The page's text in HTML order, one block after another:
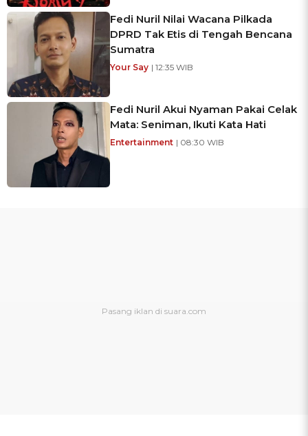
Fedi Nuril Nilai Wacana Pilkada
DPRD Tak Etis di Tengah Bencana
Sumatra
Your Say | 12:35 WIB
Fedi Nuril Akui Nyaman Pakai Celak
Mata: Seniman, Ikuti Kata Hati
Entertainment | 08:30 WIB